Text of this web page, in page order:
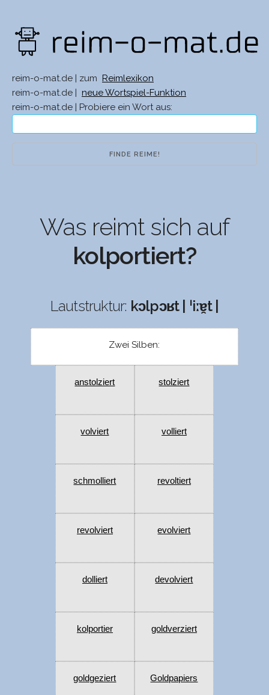
reim-o-mat.de | zum
Reimlexikon
reim-o-mat.de |
neue Wortspiel-Funktion
reim-o-mat.de | Probiere ein Wort aus:
Was reimt sich auf
kolportiert?
Lautstruktur: kɔlpɔʁt | ˈiːɐ̯t |
Zwei Silben:
anstolziert stolziert
volviert volliert
schmolliert revoltiert
revolviert evolviert
dolliert devolviert
kolportier goldverziert
goldgeziert Goldpapiers